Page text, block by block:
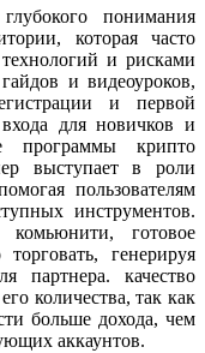
понимания
которая часто
и рисками
и видеоуроков,
и первой
для новичков и
программы крипто
выступает в роли
пользователям
инструментов.
комьюнити, готовое
генерируя
партнера. качество
количества, так как
больше дохода, чем
аккаунтов.